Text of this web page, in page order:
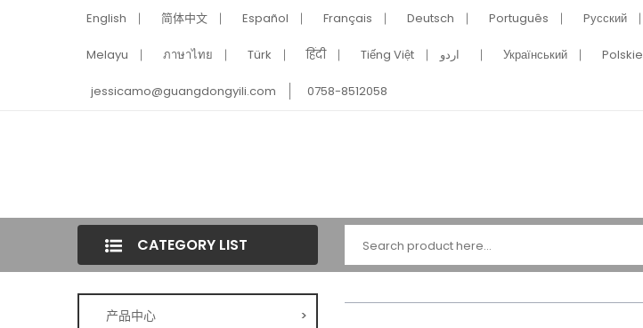
English 简体中文 Español Français Deutsch Português Pусский
Melayu ภาษาไทย Türk हिंदी Tiếng Việt اردو Український Polskie
jessicamo@guangdongyili.com 0758-8512058
CATEGORY LIST
产品中心 >